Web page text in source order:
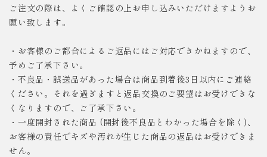
ご注文の際は、よくご確認の上お申し込みいただけますようお
願い致します。
・お客様のご都合によるご返品にはご対応できかねますので、
予めご了承下さい。
・不良品・誤送品があった場合は商品到着後3日以内にご連絡
ください。それを過ぎますと返品交換のご要望はお受けできな
くなりますので、ご了承下さい。
・一度開封された商品 (開封後不良品とわかった場合を除く)、
お客様の責任でキズや汚れが生じた商品の返品はお受けできま
せん。